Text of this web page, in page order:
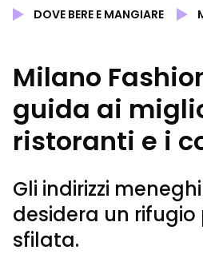
DOVE BERE E MANGIARE
Milano
guida ai
ristoranti e i
Gli indirizzi
desidera un rifugio
sfilata.